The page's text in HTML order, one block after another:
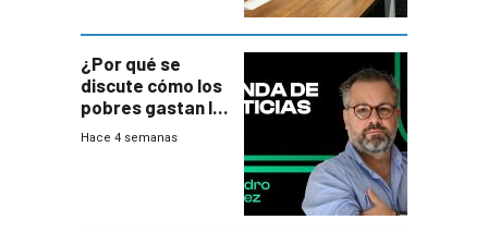
¿Por qué se
discute cómo los
pobres gastan la
plata?
Hace 4 semanas